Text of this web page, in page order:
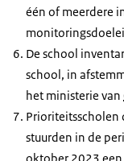
één of meerdere
De school
school, in
het ministerie van
Prioriteitsscholen
stuurden in de